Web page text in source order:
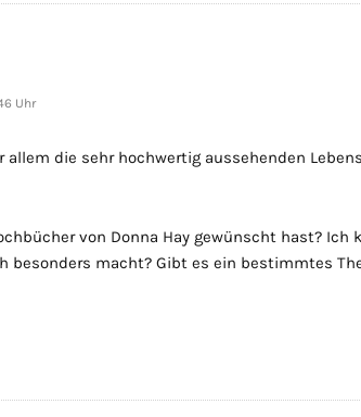
Uhr
allem die sehr hochwertig aussehenden
von Donna Hay gewünscht hast? Ich
besonders macht? Gibt es ein bestimmtes